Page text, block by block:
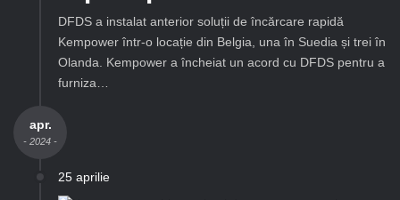
DFDS a instalat anterior soluții de încărcare rapidă
Kempower într-o locație din Belgia, una în Suedia și trei în
Olanda. Kempower a încheiat un acord cu DFDS pentru a
furniza…
apr.
- 2024 -
25 aprilie